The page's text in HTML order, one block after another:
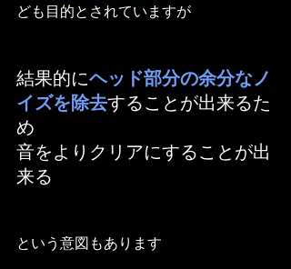
ども目的とされていますが
結果的にヘッド部分の余分なノ
イズを除去することが出来るた
め
音をよりクリアにすることが出
来る
という意図もあります